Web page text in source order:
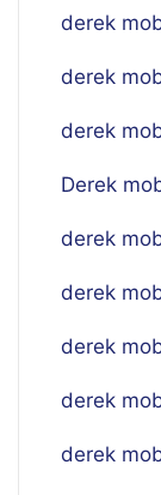
derek
derek
derek
Derek
derek
derek
derek
derek
derek